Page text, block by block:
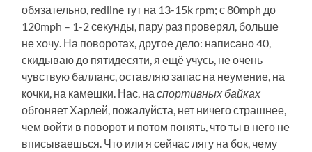
обязательно, redline тут на 13-15k rpm; с 80mph до
120mph – 1-2 секунды, пару раз проверял, больше
не хочу. На поворотах, другое дело: написано 40,
скидываю до пятидесяти, я ещё учусь, не очень
чувствую балланс, оставляю запас на неумение, на
кочки, на камешки. Нас, наспортивных байках
обгоняет Харлей, пожалуйста, нет ничего страшнее,
чем войти в поворот и потом понять, что ты в него не
вписываешься. Что или я сейчас лягу на бок, чему